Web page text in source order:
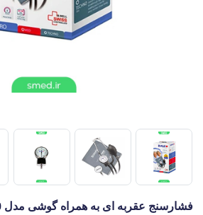
فشارسنج عقربه ای به همراه گوشی مدل pro-60 بی ول (B.Well)